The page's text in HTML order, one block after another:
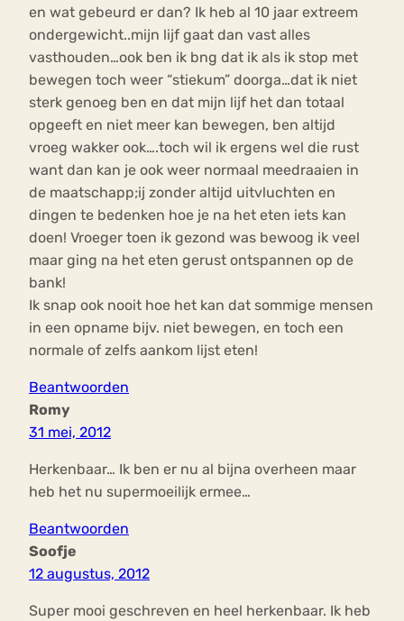
en wat gebeurd er dan? Ik heb al 10 jaar extreem
ondergewicht..mijn lijf gaat dan vast alles
vasthouden…ook ben ik bng dat ik als ik stop met
bewegen toch weer “stiekum” doorga…dat ik niet
sterk genoeg ben en dat mijn lijf het dan totaal
opgeeft en niet meer kan bewegen, ben altijd
vroeg wakker ook….toch wil ik ergens wel die rust
want dan kan je ook weer normaal meedraaien in
de maatschapp;ij zonder altijd uitvluchten en
dingen te bedenken hoe je na het eten iets kan
doen! Vroeger toen ik gezond was bewoog ik veel
maar ging na het eten gerust ontspannen op de
bank!
Ik snap ook nooit hoe het kan dat sommige mensen
in een opname bijv. niet bewegen, en toch een
normale of zelfs aankom lijst eten!
Beantwoorden
Romy
31 mei, 2012
Herkenbaar… Ik ben er nu al bijna overheen maar
heb het nu supermoeilijk ermee…
Beantwoorden
Soofje
12 augustus, 2012
Super mooi geschreven en heel herkenbaar. Ik heb